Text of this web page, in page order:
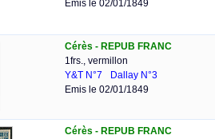
Emis le 02/01/1849
Cérès - REPUB FRANC
1frs., vermillon
Y&T N°7
Dallay N°3
Emis le 02/01/1849
Cérès - REPUB FRANC